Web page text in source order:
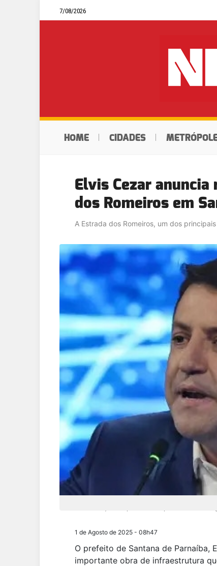
7/08/2026
HOME CIDADES
Elvis Cezar
dos Romeiros em
A Estrada dos Romeiros, um dos
1 de Agosto de 2025 - 08h47
O prefeito de Santana de Parnaíba,
importante obra de infraestrutura